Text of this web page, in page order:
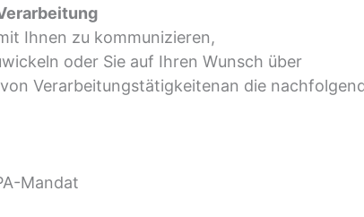
Ihnen zu kommunizieren,
oder Sie auf Ihren Wunsch über
Verarbeitungstätigkeitenan die
Mandat